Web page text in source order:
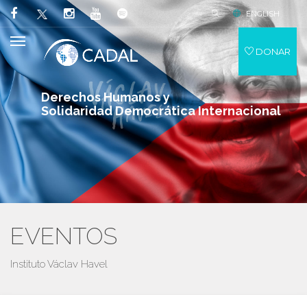
Derechos Humanos y
Solidaridad Democrática Internacional
ENGLISH
DONAR
EVENTOS
Instituto Václav Havel